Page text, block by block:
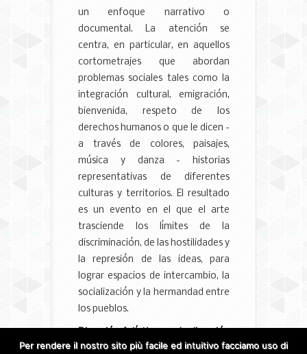
un enfoque narrativo o
documental. La atención se
centra, en particular, en aquellos
cortometrajes que abordan
problemas sociales tales como la
integración cultural, emigración,
bienvenida, respeto de los
derechos humanos o que le dicen -
a través de colores, paisajes,
música y danza - historias
representativas de diferentes
culturas y territorios. El resultado
es un evento en el que el arte
trasciende los límites de la
discriminación, de las hostilidades y
la represión de las ideas, para
lograr espacios de intercambio, la
socialización y la hermandad entre
los pueblos.
artística del evento.
Per rendere il nostro sito più facile ed intuitivo facciamo uso di